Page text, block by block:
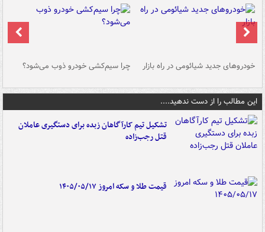
خودروهای جدید شیائومی در راه بازار چرا سیم‌کشی خودرو ذوب می‌شود؟
این مطالب را از دست ندهید....
تشکیل تیم کارآگاهان زبده برای دستگیری عاملان
قتل رجب‌زاده
قیمت طلا و سکه امروز ۱۴۰۵/۰۵/۱۷